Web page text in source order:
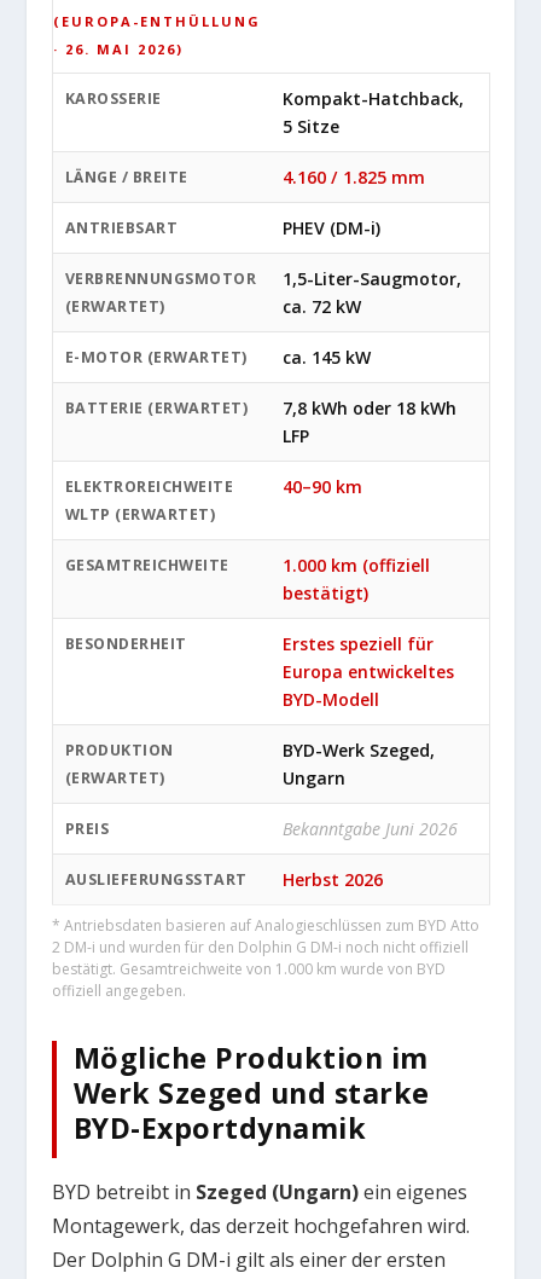
(EUROPA-ENTHÜLLUNG
· 26. MAI 2026)
KAROSSERIE
Kompakt-Hatchback,
5 Sitze
LÄNGE / BREITE 4.160 / 1.825 mm
ANTRIEBSART PHEV (DM-i)
VERBRENNUNGSMOTOR
(ERWARTET)
1,5-Liter-Saugmotor,
ca. 72 kW
E-MOTOR (ERWARTET) ca. 145 kW
BATTERIE (ERWARTET)
7,8 kWh oder 18 kWh
LFP
ELEKTROREICHWEITE
WLTP (ERWARTET)
40–90 km
GESAMTREICHWEITE
1.000 km (offiziell
bestätigt)
BESONDERHEIT
Erstes speziell für
Europa entwickeltes
BYD-Modell
PRODUKTION
(ERWARTET)
BYD-Werk Szeged,
Ungarn
PREIS Bekanntgabe Juni 2026
AUSLIEFERUNGSSTART Herbst 2026
* Antriebsdaten basieren auf Analogieschlüssen zum BYD Atto
2 DM-i und wurden für den Dolphin G DM-i noch nicht offiziell
bestätigt. Gesamtreichweite von 1.000 km wurde von BYD
offiziell angegeben.
Mögliche Produktion im
Werk Szeged und starke
BYD-Exportdynamik
BYD betreibt in Szeged (Ungarn)ein eigenes
Montagewerk, das derzeit hochgefahren wird.
Der Dolphin G DM-i gilt als einer der ersten